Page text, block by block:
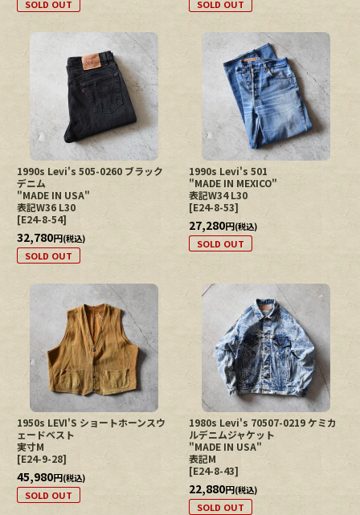
SOLD OUT SOLD OUT
1990s Levi's 505-0260 ブラック
デニム
"MADE IN USA"
表記W36 L30
[E24-8-54]
32,780円(税込)
SOLD OUT
1990s Levi's 501
"MADE IN MEXICO"
表記W34 L30
[E24-8-53]
27,280円(税込)
SOLD OUT
1950s LEVI'S ショートホーンスウ
ェードベスト
実寸M
[E24-9-28]
45,980円(税込)
SOLD OUT
1980s Levi's 70507-0219 ケミカ
ルデニムジャケット
"MADE IN USA"
表記M
[E24-8-43]
22,880円(税込)
SOLD OUT